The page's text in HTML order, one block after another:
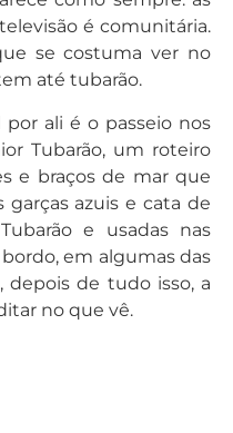
é comunitária.
se costuma ver no
até tubarão.
ali é o passeio nos
Tubarão, um roteiro
e braços de mar que
garças azuis e cata de
e usadas nas
em algumas das
depois de tudo isso, a
no que vê.